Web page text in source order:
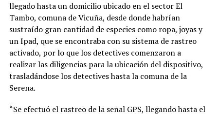
llegado hasta un domicilio ubicado en el sector El
Tambo, comuna de Vicuña, desde donde habrían
sustraído gran cantidad de especies como ropa, joyas y
un Ipad, que se encontraba con su sistema de rastreo
activado, por lo que los detectives comenzaron a
realizar las diligencias para la ubicación del dispositivo,
trasladándose los detectives hasta la comuna de la
Serena.
“Se efectuó el rastreo de la señal GPS, llegando hasta el